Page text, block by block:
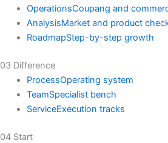
OperationsCoupang and
AnalysisMarket and product
RoadmapStep-by-step growth
03 Difference
ProcessOperating system
TeamSpecialist bench
ServiceExecution tracks
04 Start